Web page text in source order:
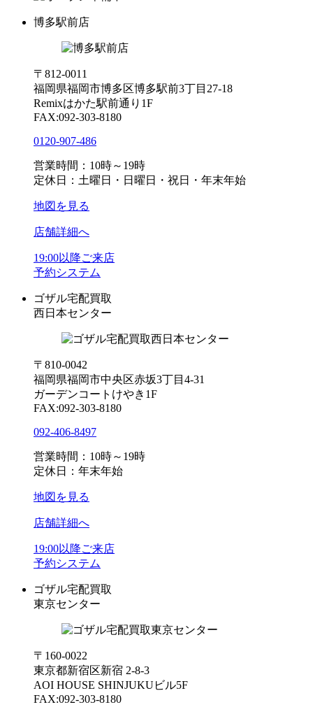
博多駅前店
〒812-0011
福岡県福岡市博多区博多駅前3丁目27-18
Remixはかた駅前通り1F
FAX:092-303-8180
0120-907-486
営業時間：10時～19時
定休日：土曜日・日曜日・祝日・年末年始
地図を見る
店舗詳細へ
19:00以降ご来店
予約システム
ゴザル宅配買取
西日本センター
〒810-0042
福岡県福岡市中央区赤坂3丁目4-31
ガーデンコートけやき1F
FAX:092-303-8180
092-406-8497
営業時間：10時～19時
定休日：年末年始
地図を見る
店舗詳細へ
19:00以降ご来店
予約システム
ゴザル宅配買取
東京センター
〒160-0022
東京都新宿区新宿 2-8-3
AOI HOUSE SHINJUKUビル5F
FAX:092-303-8180